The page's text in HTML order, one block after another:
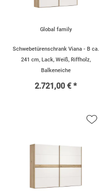
Global family
Schwebetürenschrank Viana - B ca.
241 cm, Lack, Weiß, Riffholz,
Balkeneiche
2.721,00 € *